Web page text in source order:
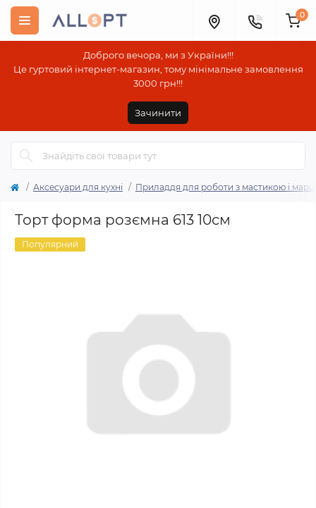
Доброго вечора, ми з України!!!
Це гуртовий інтернет-магазин, тому мінімальне замовлення
3000 грн!!!
Зачинити
0
Аксесуари для кухні Приладдя для роботи з мастикою і
Торт форма розємна 613 10см
Популярний